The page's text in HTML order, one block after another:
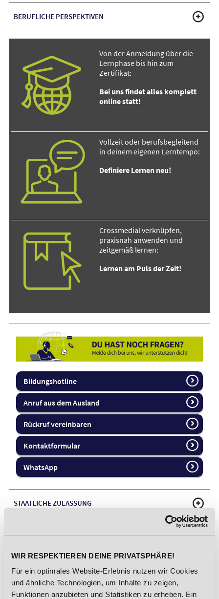
WIR RESPEKTIEREN DEINE PRIVATSPHÄRE!
Für ein optimales Website-Erlebnis nutzen wir Cookies
und ähnliche Technologien, um Inhalte zu zeigen,
Funktionen anzubieten und Statistiken zu erheben. Ein
BERUFLICHE PERSPEKTIVEN
Von der Anmeldung über die
Lernphase bis hin zum
Zertifikat:
Bei uns findet alles komplett
online statt!
Vollzeit oder berufsbegleitend
in deinem eigenen Lerntempo:
Definiere Lernen neu!
Crossmedial verknüpfen,
praxisnah anwenden und
zeitgemäß lernen:
Lernen am Puls der Zeit!
Bildungshotline
Anruf aus dem Ausland
Rückruf vereinbaren
Kontaktformular
WhatsApp
STAATLICHE ZULASSUNG
LEHRPLAN
ABLAUF UND INHALTE IM DETAIL